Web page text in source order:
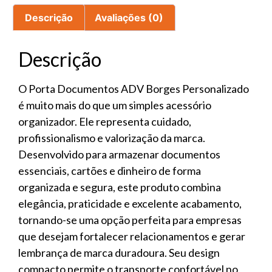
Descrição Avaliações (0)
Descrição
O Porta Documentos ADV Borges Personalizado
é muito mais do que um simples acessório
organizador. Ele representa cuidado,
profissionalismo e valorização da marca.
Desenvolvido para armazenar documentos
essenciais, cartões e dinheiro de forma
organizada e segura, este produto combina
elegância, praticidade e excelente acabamento,
tornando-se uma opção perfeita para empresas
que desejam fortalecer relacionamentos e gerar
lembrança de marca duradoura. Seu design
compacto permite o transporte confortável no